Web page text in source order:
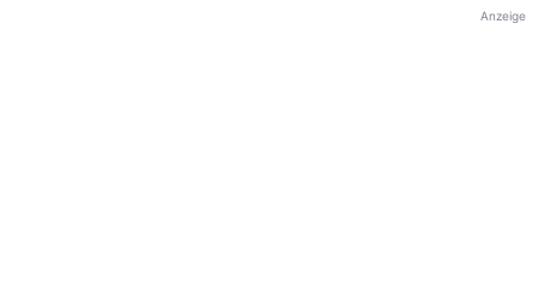
Anzeige